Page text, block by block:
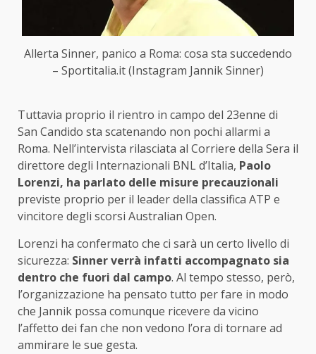
Allerta Sinner, panico a Roma: cosa sta succedendo
– Sportitalia.it (Instagram Jannik Sinner)
Tuttavia proprio il rientro in campo del 23enne di
San Candido sta scatenando non pochi allarmi a
Roma. Nell’intervista rilasciata al Corriere della Sera il
direttore degli Internazionali BNL d’Italia, Paolo
Lorenzi, ha parlato delle misure precauzionali
previste proprio per il leader della classifica ATP e
vincitore degli scorsi Australian Open.
Lorenzi ha confermato che ci sarà un certo livello di
sicurezza: Sinner verrà infatti accompagnato sia
dentro che fuori dal campo. Al tempo stesso, però,
l’organizzazione ha pensato tutto per fare in modo
che Jannik possa comunque ricevere da vicino
l’affetto dei fan che non vedono l’ora di tornare ad
ammirare le sue gesta.